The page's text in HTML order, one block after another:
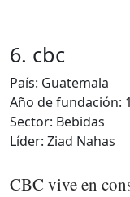
6. cbc
País: Guatemala
Año de fundación:
Sector: Bebidas
Líder: Ziad Nahas
CBC vive en